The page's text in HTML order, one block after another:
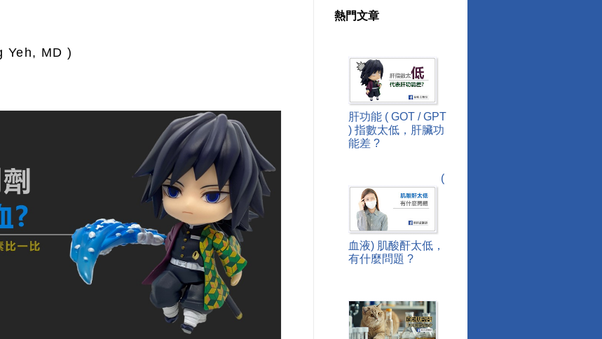
Yeh, MD )
熱門文章
肝功能 ( GOT / GPT
) 指數太低，肝臟功
能差 ?
(
血液) 肌酸酐太低，
有什麼問題 ?